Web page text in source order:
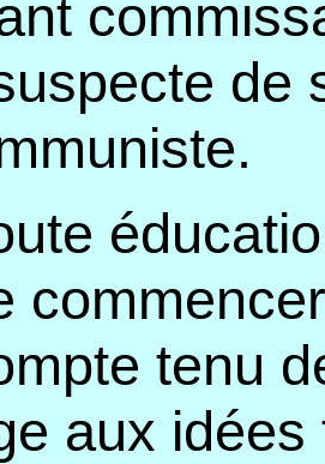
de
tenu
aux